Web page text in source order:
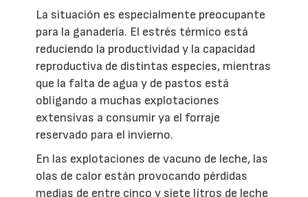
La situación es especialmente preocupante
para la ganadería. El estrés térmico está
reduciendo la productividad y la capacidad
reproductiva de distintas especies, mientras
que la falta de agua y de pastos está
obligando a muchas explotaciones
extensivas a consumir ya el forraje
reservado para el invierno.
En las explotaciones de vacuno de leche, las
olas de calor están provocando pérdidas
medias de entre cinco y siete litros de leche